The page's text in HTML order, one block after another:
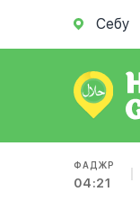
Себу
ФАДЖР
04:21